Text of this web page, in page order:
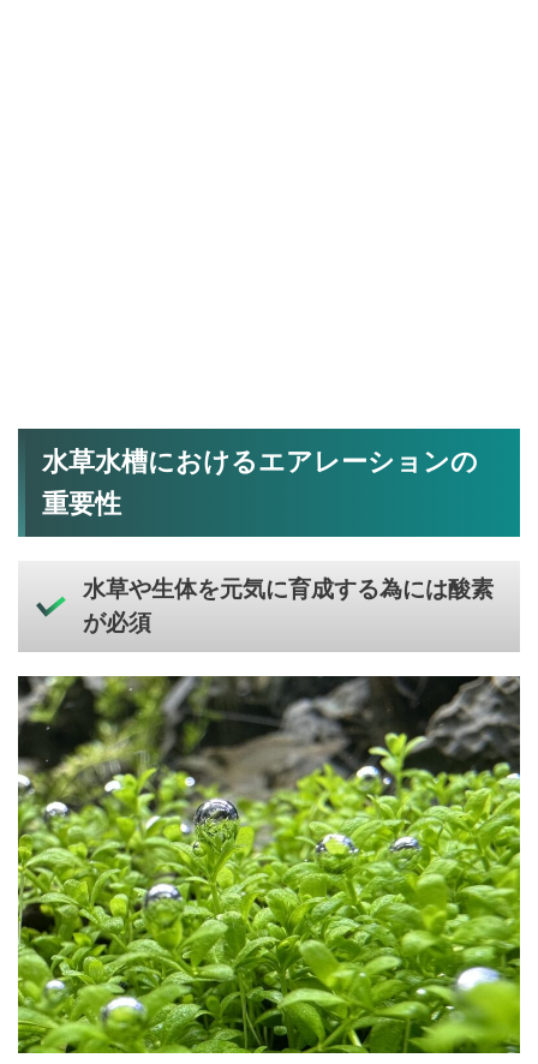
水草水槽におけるエアレーションの
重要性
水草や生体を元気に育成する為には酸素
が必須